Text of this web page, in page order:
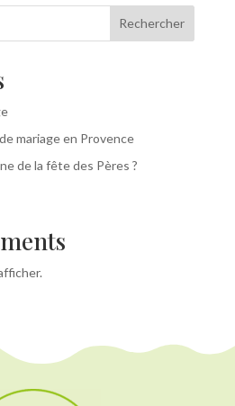
Rechercher
mariage en Provence
de la fête des Pères ?